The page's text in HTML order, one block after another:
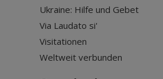
Ukraine: Hilfe und Gebet
Via Laudato si'
Visitationen
Weltweit verbunden